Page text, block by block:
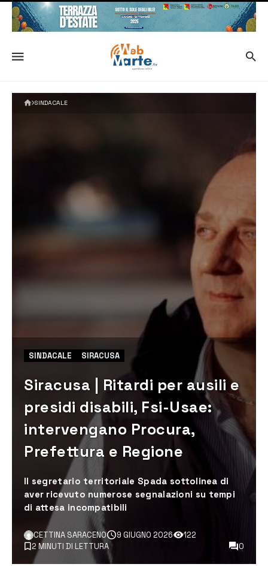
SINDACALE
SINDACALE SIRACUSA
Siracusa | Ritardi per ausili e
presidi disabili, Fsi-Usae:
intervengano Procura,
Prefettura e Regione
Il segretario territoriale Spada sottolinea di
aver ricevuto numerose segnalazioni su tempi
di attesa incompatibili
CETTINA SARACENO 9 GIUGNO 2026
122
2 MINUTI DI LETTURA
0